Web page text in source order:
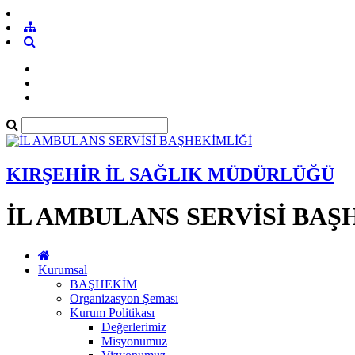
KIRŞEHİR İL SAĞLIK MÜDÜRLÜĞÜ
İL AMBULANS SERVİSİ
Kurumsal
BAŞHEKİM
Organizasyon Şeması
Kurum Politikası
Değerlerimiz
Misyonumuz